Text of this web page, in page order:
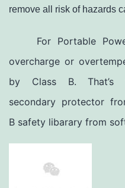
remove all risk of hazards
For Portable
overcharge or
by Class B.
secondary protector
B safety libarary from